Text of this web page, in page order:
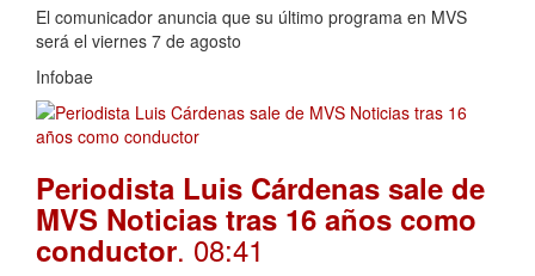
El comunicador anuncia que su último programa en MVS
será el viernes 7 de agosto
Infobae
Periodista Luis Cárdenas sale de
MVS Noticias tras 16 años como
conductor. 08:41